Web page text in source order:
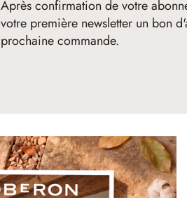
Après confirmation de votre
votre première newsletter un bon
prochaine commande.